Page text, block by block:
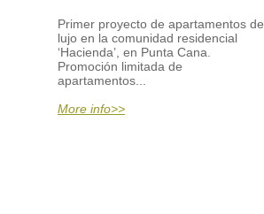
Primer proyecto de apartamentos de
lujo en la comunidad residencial
‘Hacienda’, en Punta Cana.
Promoción limitada de
apartamentos...
More info>>